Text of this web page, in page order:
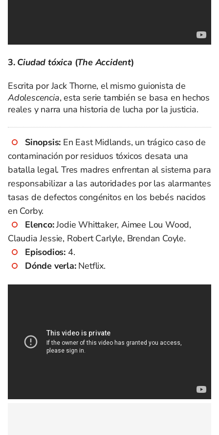
3. Ciudad tóxica (The Accident)
Escrita por Jack Thorne, el mismo guionista de
Adolescencia, esta serie también se basa en hechos
reales y narra una historia de lucha por la justicia.
Sinopsis: En East Midlands, un trágico caso de
contaminación por residuos tóxicos desata una
batalla legal. Tres madres enfrentan al sistema para
responsabilizar a las autoridades por las alarmantes
tasas de defectos congénitos en los bebés nacidos
en Corby.
Elenco:Jodie Whittaker, Aimee Lou Wood,
Claudia Jessie, Robert Carlyle, Brendan Coyle.
Episodios: 4.
Dónde verla:Netflix.